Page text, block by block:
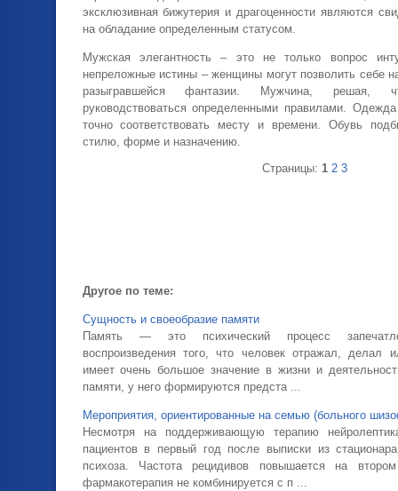
эксклюзивная бижутерия и драгоценности являются
на обладание определенным статусом.
Мужская элегантность – это не только вопрос
непреложные истины – женщины могут позволить себе
разыгравшейся фантазии. Мужчина, решая,
руководствоваться определенными правилами.
точно соответствовать месту и времени. Обувь
стилю, форме и назначению.
Страницы: 1 2 3
Другое по теме:
Сущность и своеобразие памяти
Память — это психический процесс
воспроизведения того, что человек отражал, делал
имеет очень большое значение в жизни и
памяти, у него формируются предста ...
Мероприятия, ориентированные на семью (больного
Несмотря на поддерживающую терапию
пациентов в первый год после выписки из
психоза. Частота рецидивов повышается на
фармакотерапия не комбинируется с п ...